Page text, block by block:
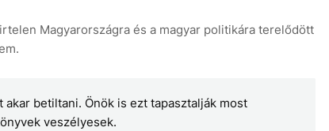
Magyarországra és a magyar politikára terelődött
betiltani. Önök is ezt tapasztalják most
veszélyesek.